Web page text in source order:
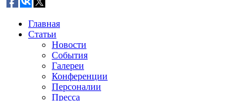
Главная
Статьи
Новости
События
Галереи
Конференции
Персоналии
Пресса